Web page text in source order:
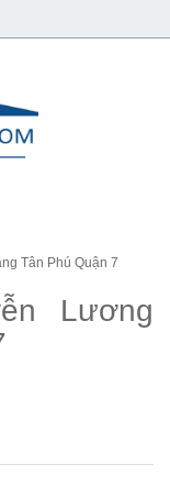
Tân Phú Quận 7
Lương